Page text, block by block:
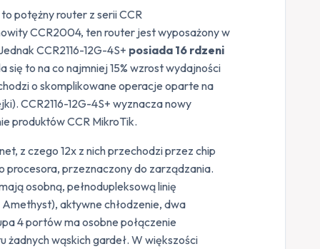
to potężny router z serii CCR
CCR2004, ten router jest wyposażony w
CCR2116-12G-4S+ posiada 16 rdzeni
się to na co najmniej 15% wzrost wydajności
o skomplikowane operacje oparte na
CCR2116-12G-4S+ wyznacza nowy
produktów CCR MikroTik.
z czego 12x z nich przechodzi przez chip
procesora, przeznaczony do zarządzania.
osobną, pełnodupleksową linię
aktywne chłodzenie, dwa
4 portów ma osobne połączenie
żadnych wąskich gardeł. W większości